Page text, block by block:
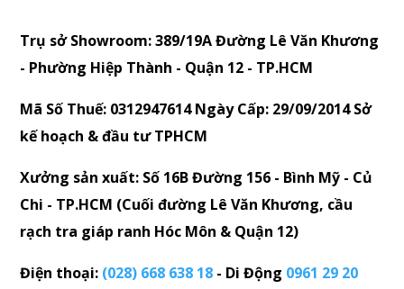
Trụ sở Showroom: 389/19A Đường Lê Văn Khương
- Phường Hiệp Thành - Quận 12 - TP.HCM
Mã Số Thuế: 0312947614 Ngày Cấp: 29/09/2014 Sở
kế hoạch & đầu tư TPHCM
Xưởng sản xuất: Số 16B Đường 156 - Bình Mỹ - Củ
Chi - TP.HCM (Cuối đường Lê Văn Khương, cầu
rạch tra giáp ranh Hóc Môn & Quận 12)
Điện thoại: (028) 668 638 18 - Di Động 0961 29 20